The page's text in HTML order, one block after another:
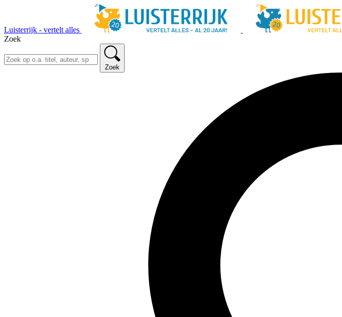
Luisterrijk - vertelt alles
Zoek
Zoek